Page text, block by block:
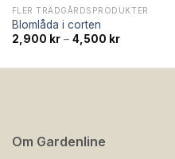
FLER TRÄDGÅRDSPRODUKTER
Blomlåda i corten
2,900 kr – 4,500 krPrisintervall:
4,500 kr
Om Gardenline